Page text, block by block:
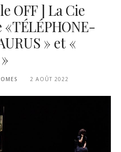
OFF ] La Cie
» et «
2 AOÛT 2022